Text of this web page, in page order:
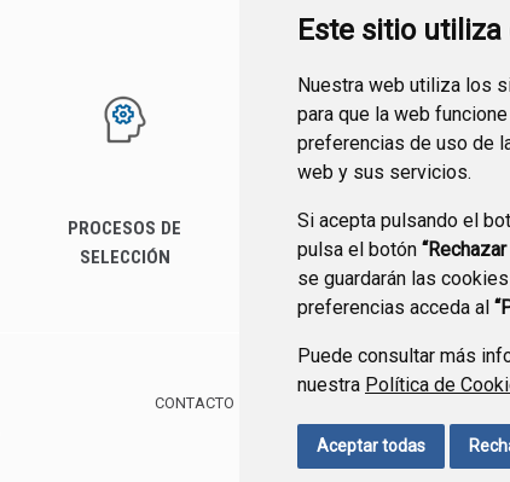
Este sitio
Nuestra web utiliza los
para que la web
preferencias de uso de
web y sus servicios.
Si acepta pulsando el
pulsa el botón
se guardarán las
preferencias acceda al
Puede consultar más
nuestra Política de
Aceptar todas
PROCESOS DE
SELECCIÓN
SERVICIOS
CONTACTO